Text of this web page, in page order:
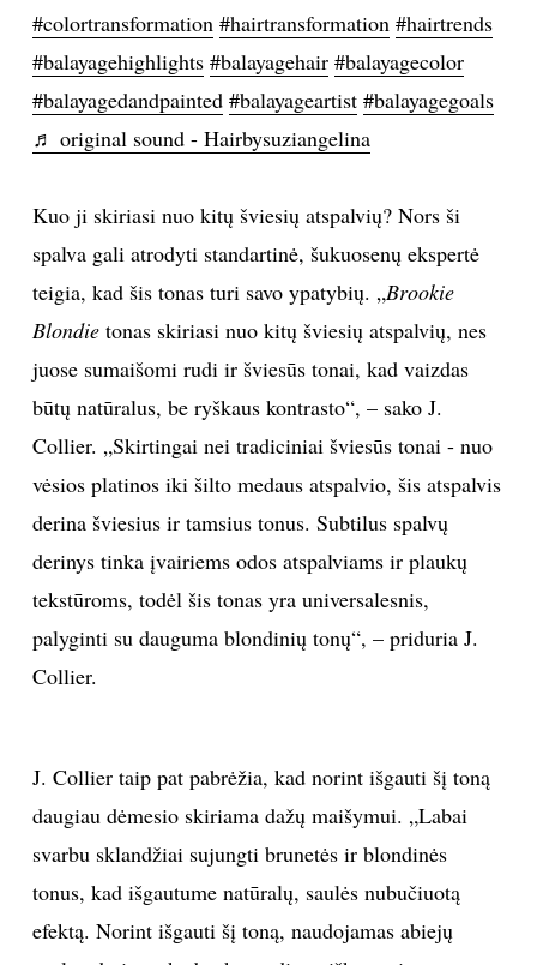
KNYGOS
INTERJERAS
VIRTUVĖ
RECEPTAI
VAIKAI
NELAIMĖS
KONTAKTAI
PRIVATUMO POLITIKA
NAUJIENLAIŠKĮ
#colortransformation #hairtransformation #hairtrends
#balayagehighlights #balayagehair #balayagecolor
#balayagedandpainted #balayageartist #balayagegoals
♬ original sound - Hairbysuziangelina
Kuo ji skiriasi nuo kitų šviesių atspalvių? Nors ši
spalva gali atrodyti standartinė, šukuosenų ekspertė
teigia, kad šis tonas turi savo ypatybių. „Brookie
Blondietonas skiriasi nuo kitų šviesių atspalvių, nes
juose sumaišomi rudi ir šviesūs tonai, kad vaizdas
būtų natūralus, be ryškaus kontrasto“, – sako J.
Collier. „Skirtingai nei tradiciniai šviesūs tonai - nuo
vėsios platinos iki šilto medaus atspalvio, šis atspalvis
derina šviesius ir tamsius tonus. Subtilus spalvų
derinys tinka įvairiems odos atspalviams ir plaukų
tekstūroms, todėl šis tonas yra universalesnis,
palyginti su dauguma blondinių tonų“, – priduria J.
Collier.
J. Collier taip pat pabrėžia, kad norint išgauti šį toną
daugiau dėmesio skiriama dažų maišymui. „Labai
svarbu sklandžiai sujungti brunetės ir blondinės
tonus, kad išgautume natūralų, saulės nubučiuotą
efektą. Norint išgauti šį toną, naudojamas abiejų